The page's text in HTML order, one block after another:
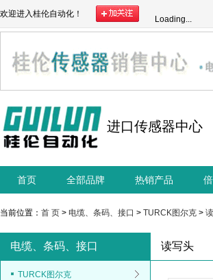
欢迎进入桂伦自动化！
Loading...
进口传感器中心
首页 全部品牌 热销产品
当前位置： 首 页 > 电缆、条码、接口 > TURCK图尔克 >
电缆、条码、接口
TURCK图尔克
读写头